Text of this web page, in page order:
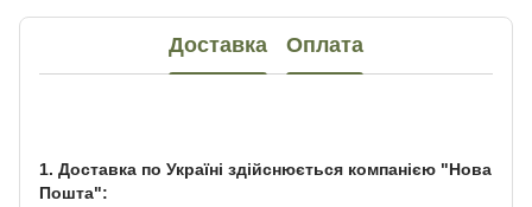
Доставка Оплата
1. Доставка по Україні здійснюється компанією "Нова
Пошта":